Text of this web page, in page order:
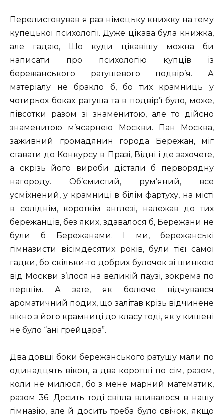
Перелистовував я раз німецьку книжку на тему
купецької психології. Дуже цікава була книжка,
але гадаю, Що куди цікавішу можна би
написати про психологію купців із
бережанського ратушевого подвір’я. А
матеріалу не бракло б, бо тих крамниць у
чотирьох боках ратуша та в подвір’ї було, може,
півсотки разом зі знаменитою, але то дійсно
знаменитою м’ясарнею Москви. Пан Москва,
заживний громадянин города Бережан, міг
ставати до Конкурсу в Празі, Відні і де захочете,
а скрізь його вироби дістали б перворядну
нагороду. Об’ємистий, рум’яний, все
усміхнений, у крамниці в білім фартуху, на місті
в соліднім, короткім англезі, належав до тих
бережанців, без яких, здавалося б, Бережани не
були б Бережанами. І ми, бережанські
гімназисти вісімдесятих років, були тієї самої
гадки, бо скільки-то добрих булочок зі шинкою
від Москви з’їлося на великій паузі, зокрема по
першім. А зате, як болюче відчувався
ароматичний подих, що залітав крізь відчинене
вікно з його крамниці до класу тоді, як у кишені
не було “ані грейцара”.
Два довші боки бережанського ратушу мали по
одинадцять вікон, а два коротші по сім, разом,
коли не милюся, бо з мене марний математик,
разом 36. Досить тоді світла вливалося в нашу
гімназію, але й досить треба було свічок, якщо